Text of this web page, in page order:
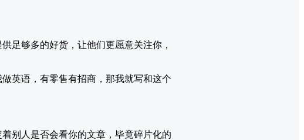
足够多的好货，让他们更愿意关注你，
英语，有零售有招商，那我就写和这个
别人是否会看你的文章，毕竟碎片化的